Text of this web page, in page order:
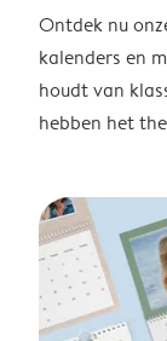
Ontdek nu
kalenders en
houdt van
hebben het